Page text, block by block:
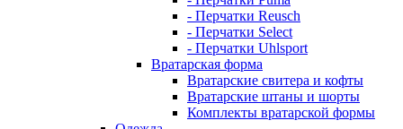
- Перчатки Reusch
- Перчатки Select
- Перчатки Uhlsport
Вратарская форма
Вратарские свитера и кофты
Вратарские штаны и шорты
Комплекты вратарской формы